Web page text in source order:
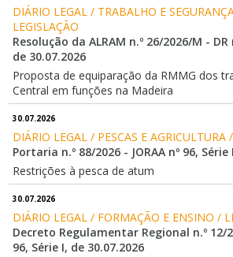
DIÁRIO LEGAL / TRABALHO E
LEGISLAÇÃO
Resolução da ALRAM n.º 26/2026/M - DR
de 30.07.2026
Proposta de equiparação da RMMG dos
Central em funções na Madeira
30.07.2026
DIÁRIO LEGAL / PESCAS E AGRICULTURA
Portaria n.º 88/2026 - JORAA nº 96,
Restrições à pesca de atum
30.07.2026
DIÁRIO LEGAL / FORMAÇÃO E ENSINO /
Decreto Regulamentar Regional n.º 12/
96, Série I, de 30.07.2026